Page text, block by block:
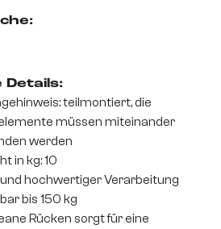
Details:
teilmontiert, die
müssen miteinander
werden
in kg: 10
hochwertiger Verarbeitung
bis 150 kg
Rücken sorgt für eine